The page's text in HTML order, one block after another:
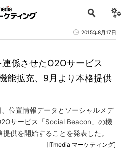
2015年8月17日
係させたO2Oサービス
能拡充、9月より本格提供
位置情報データとソーシャルメデ
サービス「Social Beacon」の機
供を開始することを発表した。
[ITmedia マーケティング]